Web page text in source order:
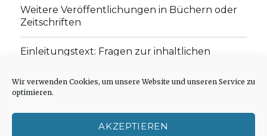
Wir verwenden Cookies, um unsere Website und unseren Service zu
optimieren.
AKZEPTIEREN
Weitere Veröffentlichungen in Büchern oder
Zeitschriften
Einleitungstext: Fragen zur inhaltlichen
„schwachen Glaubens“